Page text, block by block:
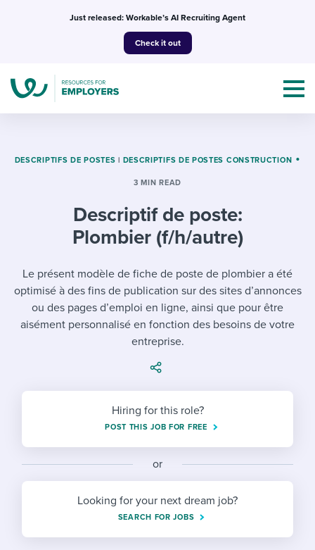
Just released: Workable’s AI Recruiting Agent
Check it out
Mobilizing AI in my work
Evaluating candidates
Developing & retaining people
Ensuring compliance
Finding and attracting people
Establishing an employer brand
Digitizing work processes
Templates & Guides
I WANT...
Job description templates
Interview question templates
Onboarding checklists
Step-by-step tutorials
HR terms
Workable Academy
I WANT TO LEARN ABOUT...
Applying for a job
Pay & benefits
Overall career resources
Attend webinars & events
Workable customer stories
DESCRIPTIFS DE POSTES | DESCRIPTIFS DE POSTES CONSTRUCTION
3 MIN READ
Descriptif de poste:
Plombier (f/h/autre)
Le présent modèle de fiche de poste de plombier a été
optimisé à des fins de publication sur des sites d’annonces
ou des pages d’emploi en ligne, ainsi que pour être
aisément personnalisé en fonction des besoins de votre
entreprise.
Hiring for this role?
POST THIS JOB FOR FREE
or
Looking for your next dream job?
SEARCH FOR JOBS